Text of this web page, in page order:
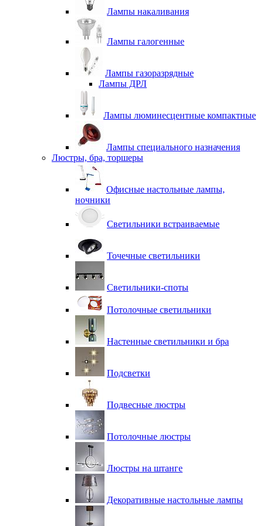
Лампы накаливания
Лампы галогенные
Лампы газоразрядные
Лампы ДРЛ
Лампы люминесцентные компактные
Лампы специального назначения
Люстры, бра, торшеры
Офисные настольные лампы,
ночники
Светильники встраиваемые
Точечные светильники
Светильники-споты
Потолочные светильники
Настенные светильники и бра
Подсветки
Подвесные люстры
Потолочные люстры
Люстры на штанге
Декоративные настольные лампы